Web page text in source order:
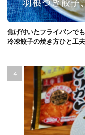
焦げ付いたフライパンで
冷凍餃子の焼き方ひと工夫